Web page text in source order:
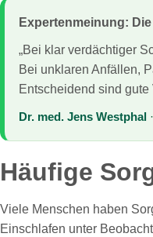
Expertenmeinung:
„Bei klar verdächtiger
Bei unklaren Anfällen,
Entscheidend sind
Dr. med. Jens Westphal
Häufige
Viele Menschen haben
Einschlafen unter